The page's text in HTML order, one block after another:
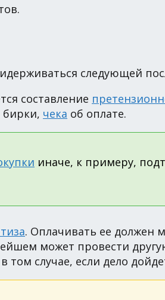
следующей
составление
бирки, чека об оплате.
иначе, к примеру,
. Оплачивать ее должен
может провести
случае, если дело